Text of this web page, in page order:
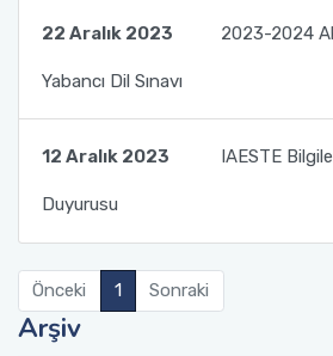
22 Aralık 2023 2023-2024
Yabancı Dil Sınavı
12 Aralık 2023 IAESTE
Duyurusu
Önceki 1 Sonraki
Arşiv
Erasmus+ Bölüm Koordinatörleri
Erasmus+ Programı Bağlantılar
Erasmus+ Programı Aday Öğrenci
Videosu
Mevlana Değişim Programı Bölüm/
Mevlana Değişim Programı Sıkça
YÖK Mevlana Değişim Programı
Mevlana Değişim Programı Duyuruları
Farabi Değişim Programı Duyuruları